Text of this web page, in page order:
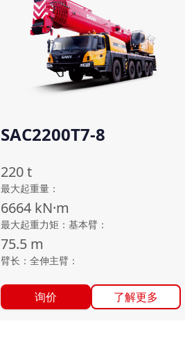
SAC2200T7-8
220t
最大起重量 ：
6664 kN·m
最大起重力矩：基本臂 ：
75.5 m
臂长：全伸主臂 ：
询价 了解更多